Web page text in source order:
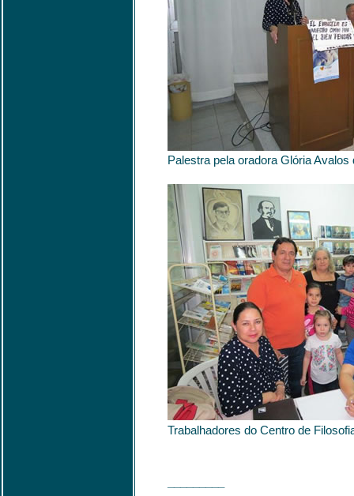
Palestra pela oradora Glória Avalos
Trabalhadores do Centro de